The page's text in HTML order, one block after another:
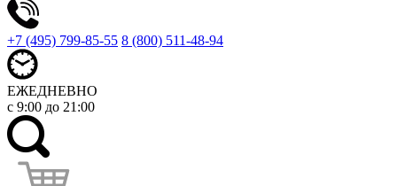
+7 (495) 799-85-55 8 (800) 511-48-94
ЕЖЕДНЕВНО
с 9:00 до 21:00